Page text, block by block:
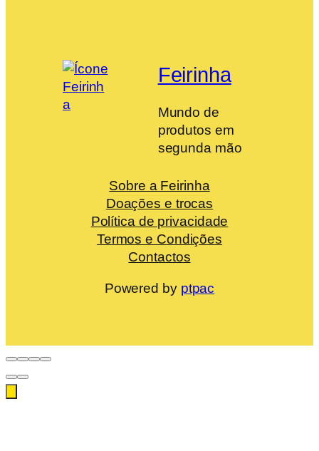
Feirinha
Mundo de
produtos em
segunda mão
Sobre a Feirinha
Doações e trocas
Política de privacidade
Termos e Condições
Contactos
Powered by ptpac